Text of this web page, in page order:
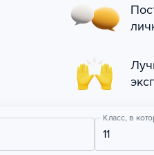
Класс, в
11